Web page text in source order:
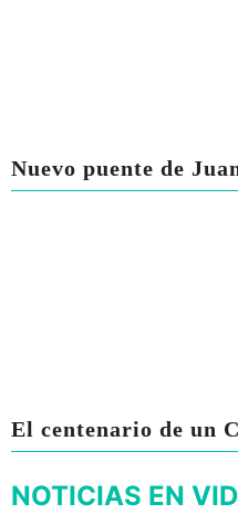
Nuevo puente de
El centenario de un
NOTICIAS EN